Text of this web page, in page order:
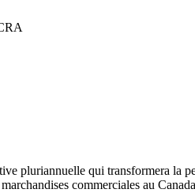
pluriannuelle qui transformera la
commerciales au